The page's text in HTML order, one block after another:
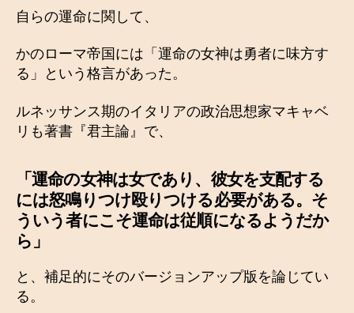
自らの運命に関して、
かのローマ帝国には「運命の女神は勇者に味方す
る」という格言があった。
ルネッサンス期のイタリアの政治思想家マキャベ
リも著書『君主論』で、
「運命の女神は女であり、彼女を支配する
には怒鳴りつけ殴りつける必要がある。そ
ういう者にこそ運命は従順になるようだか
ら」
と、補足的にそのバージョンアップ版を論じてい
る。